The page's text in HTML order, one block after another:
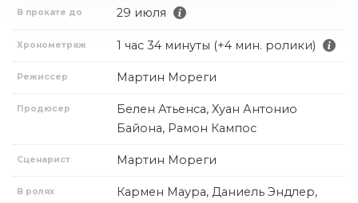
В прокате до 29 июля
Хронометраж 1 час 34 минуты (+4 мин. ролики)
Режиссер Мартин Мореги
Продюсер
Белен Атьенса, Хуан Антонио
Байона, Рамон Кампос
Сценарист Мартин Мореги
В ролях
Кармен Маура, Даниель Эндлер,